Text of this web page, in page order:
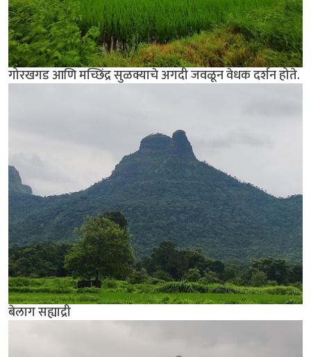
गोरखगड आणि मच्छिंद्र सुळक्याचे अगदी जवळून वेधक दर्शन होते.
बेलाग सह्याद्री